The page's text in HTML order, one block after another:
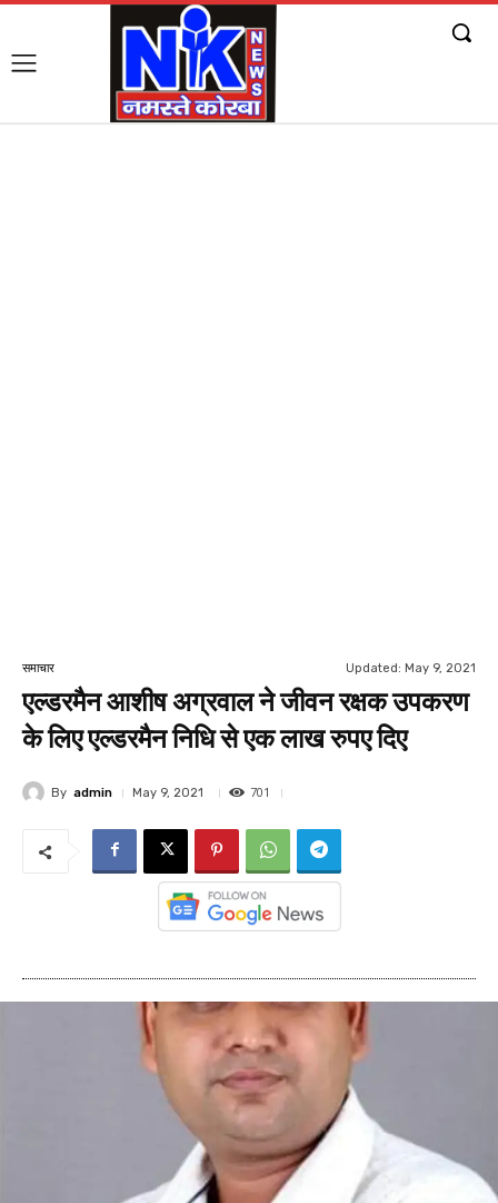
समाचार Updated: May 9, 2021
एल्डरमैन आशीष अग्रवाल ने जीवन रक्षक उपकरण
के लिए एल्डरमैन निधि से एक लाख रुपए दिए
By admin May 9, 2021 701